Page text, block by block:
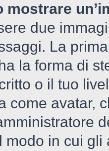
mostrare
due
La
la forma di
o il tuo
come avatar,
modo in cui